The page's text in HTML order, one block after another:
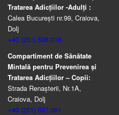
Tratarea Adicţiilor -Adulţi :
Calea București nr.99, Craiova,
Dolj
+40 (251) 598.016
Compartiment de Sănătate
Mintală pentru Prevenirea şi
Tratarea Adicţiilor – Copii:
Strada Renașterii, Nr.1A,
Craiova, Dolj
+40 (251) 597.061